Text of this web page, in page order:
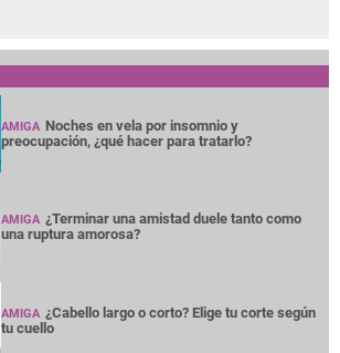
AMIGA Noches en vela por insomnio y
preocupación, ¿qué hacer para tratarlo?
AMIGA ¿Terminar una amistad duele tanto como
una ruptura amorosa?
AMIGA ¿Cabello largo o corto? Elige tu corte según
tu cuello